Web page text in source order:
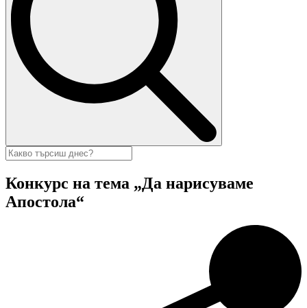
Конкурс на тема „Да нарисуваме
Апостола“